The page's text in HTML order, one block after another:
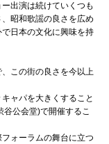
出演は続けていくつも
昭和歌謡の良さを広め
日本の文化に興味を持
この街の良さを今以上
ャパを大きくすること
谷公会堂)で開催するこ
ォーラムの舞台に立つ